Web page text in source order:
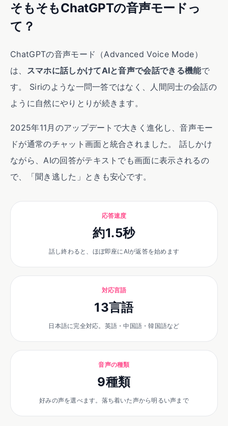
そもそもChatGPTの音声モードっ
て？
ChatGPTの音声モード（Advanced Voice Mode）
は、 スマホに話しかけてAIと音声で会話できる機能で
す。 Siriのような一問一答ではなく、人間同士の会話の
ように自然にやりとりが続きます。
2025年11月のアップデートで大きく進化し、音声モー
ドが通常のチャット画面と統合されました。 話しかけ
ながら、AIの回答がテキストでも画面に表示されるの
で、「聞き逃した」ときも安心です。
応答速度
約1.5秒
話し終わると、ほぼ即座にAIが返答を始めます
対応言語
13言語
日本語に完全対応。英語・中国語・韓国語など
音声の種類
9種類
好みの声を選べます。落ち着いた声から明るい声まで